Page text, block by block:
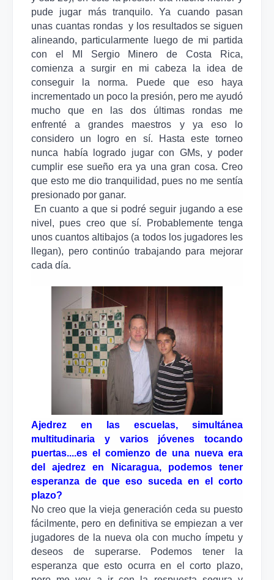
pude jugar más tranquilo. Ya cuando pasan
unas cuantas rondas y los resultados se siguen
alineando, particularmente luego de mi partida
con el MI Sergio Minero de Costa Rica,
comienza a surgir en mi cabeza la idea de
conseguir la norma. Puede que eso haya
incrementado un poco la presión, pero me ayudó
mucho que en las dos últimas rondas me
enfrenté a grandes maestros y ya eso lo
considero un logro en sí. Hasta este torneo
nunca había logrado jugar con GMs, y poder
cumplir ese sueño era ya una gran cosa. Creo
que esto me dio tranquilidad, pues no me sentía
presionado por ganar.
En cuanto a que si podré seguir jugando a ese
nivel, pues creo que sí. Probablemente tenga
unos cuantos altibajos (a todos los jugadores les
llegan), pero continúo trabajando para mejorar
cada día.
Ajedrez en las escuelas, simultánea
multitudinaria y varios jóvenes tocando
puertas....es el comienzo de una nueva era
del ajedrez en Nicaragua, podemos tener
esperanza de que eso suceda en el corto
plazo?
No creo que la vieja generación ceda su puesto
fácilmente, pero en definitiva se empiezan a ver
jugadores de la nueva ola con mucho ímpetu y
deseos de superarse. Podemos tener la
esperanza que esto ocurra en el corto plazo,